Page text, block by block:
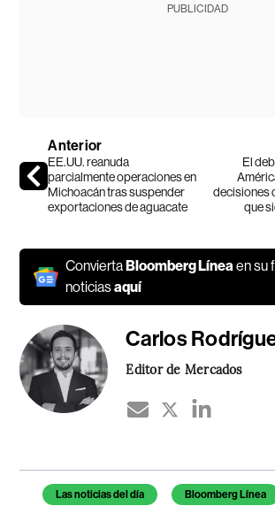
PUBLICIDAD
Anterior
EE.UU. reanuda
parcialmente operaciones en
Michoacán tras suspender
exportaciones de aguacate
El
decisiones
que
ConviertaBloomberg Líneaen su
noticiasaquí
Carlos
Editor de Mercados
Temas de este artículo
Las noticias del día Bloomberg Línea